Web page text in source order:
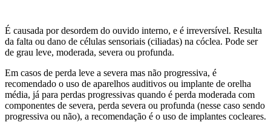
É causada por desordem do ouvido interno, e é irreversível. Resulta
da falta ou dano de células sensoriais (ciliadas) na cóclea. Pode ser
de grau leve, moderada, severa ou profunda.
Em casos de perda leve a severa mas não progressiva, é
recomendado o uso de aparelhos auditivos ou implante de orelha
média, já para perdas progressivas quando é perda moderada com
componentes de severa, perda severa ou profunda (nesse caso sendo
progressiva ou não), a recomendação é o uso de implantes cocleares.